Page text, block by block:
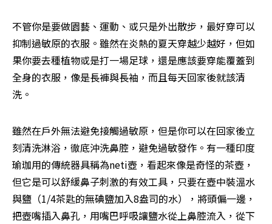
不管你是要做園藝、運動、或只是外出散步，最好穿可以
抑制過敏原的衣服。雖然在炎熱的夏天穿越少越好，但如
果你要去種植物或是打一場足球，還是應該要穿能覆蓋到
全身的衣服，像是長褲與長袖，而且每天回家後就該清
洗。
雖然在戶外無法避免接觸過敏原，但是你可以在回家後立
刻清洗淋浴，徹底沖洗鼻腔，避免過敏發作。有一種印度
瑜珈用的傳統器具稱為neti壺，看起來像是奇怪的茶壺，
但它是可以舒緩鼻子刺激的有效工具，只要在壺中裝溫水
與鹽（1/4茶匙的無碘鹽加入8盎司的水），將頭偏一邊，
把壺嘴插入鼻孔，用嘴巴呼吸讓鹽水從上鼻腔流入，從下